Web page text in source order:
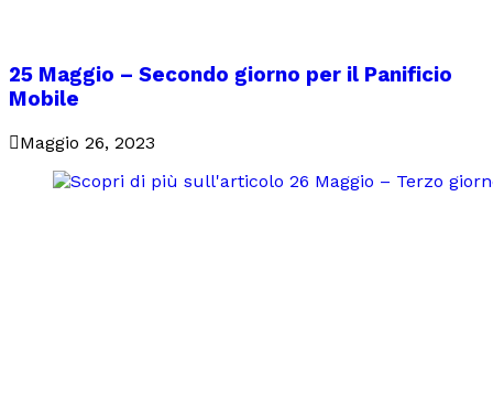
25 Maggio – Secondo giorno per il Panificio
Mobile
Maggio 26, 2023